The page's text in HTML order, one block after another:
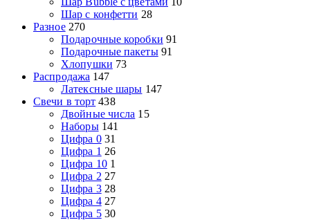
Шар с конфетти 28
Разное 270
Подарочные коробки 91
Подарочные пакеты 91
Хлопушки 73
Распродажа 147
Латексные шары 147
Свечи в торт 438
Двойные числа 15
Наборы 141
Цифра 0 31
Цифра 1 26
Цифра 10 1
Цифра 2 27
Цифра 3 28
Цифра 4 27
Цифра 5 30